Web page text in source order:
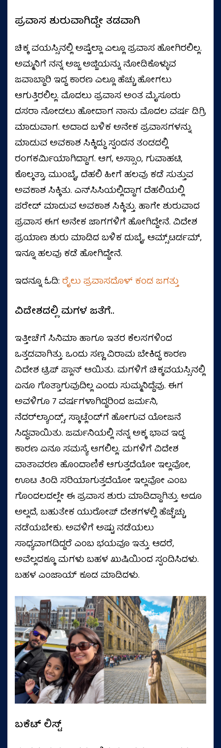
ಪ್ರವಾಸ ಶುರುವಾಗಿದ್ದೇ ತಡವಾಗಿ
ಚಿಕ್ಕ ವಯಸ್ಸಿನಲ್ಲಿ ಅಷ್ಟೆಲ್ಲಾ ಎಲ್ಲೂ ಪ್ರವಾಸ ಹೋಗಿರಲಿಲ್ಲ.
ಅಮ್ಮನಿಗೆ ನನ್ನ ಅಜ್ಜ ಅಜ್ಜಿಯನ್ನು ನೋಡಿಕೊಳ್ಳುವ
ಜವಾಬ್ದಾರಿ ಇದ್ದ ಕಾರಣ ಎಲ್ಲೂ ಹೆಚ್ಚು ಹೋಗಲು
ಆಗುತ್ತಿರಲಿಲ್ಲ. ಮೊದಲು ಪ್ರವಾಸ ಅಂತ ಮೈಸೂರು
ದಸರಾ ನೋಡಲು ಹೋದಾಗ ನಾನು ಮೊದಲ ವರ್ಷ ಡಿಗ್ರಿ
ಮಾಡುವಾಗ. ಅದಾದ ಬಳಿಕ ಅನೇಕ ಪ್ರವಾಸಗಳನ್ನು
ಮಾಡುವ ಅವಕಾಶ ಸಿಕ್ಕಿದ್ದು ಸ್ಪಂದನ ತಂಡದಲ್ಲಿ
ರಂಗಕರ್ಮಿಯಾಗಿದ್ದಾಗ. ಆಗ, ಅಸ್ಸಾಂ, ಗುವಾಹಟಿ,
ಕೊಲ್ಕತ್ತಾ, ಮುಂಬೈ, ದೆಹಲಿ ಹೀಗೆ ಹಲವು ಕಡೆ ಸುತ್ತುವ
ಅವಕಾಶ ಸಿಕ್ಕಿತು. ಎನ್‌ಸಿಸಿಯಲ್ಲಿದ್ದಾಗ ದೆಹಲಿಯಲ್ಲಿ
ಪರೇಡ್‌ ಮಾಡುವ ಅವಕಾಶ ಸಿಕ್ಕಿತ್ತು. ಹಾಗೇ ಶುರುವಾದ
ಪ್ರವಾಸ ಈಗ ಅನೇಕ ಜಾಗಗಳಿಗೆ ಹೋಗಿದ್ದೇನೆ. ವಿದೇಶ
ಪ್ರಯಾಣ ಶುರು ಮಾಡಿದ ಬಳಿಕ ದುಬೈ, ಆಮ್ಸ್‌ಟರ್ಡಮ್‌,
ಇನ್ನೂ ಹಲವು ಕಡೆ ಹೋಗಿದ್ದೇನೆ.
ಇದನ್ನೂ ಓದಿ:ರೈಲು ಪ್ರವಾಸದೊಳ್‌ ಕಂಡ ಜಗತ್ತು
ವಿದೇಶದಲ್ಲಿ ಮಗಳ ಜತೆಗೆ..
ಇತ್ತೀಚೆಗೆ ಸಿನಿಮಾ ಹಾಗೂ ಇತರ ಕೆಲಸಗಳಿಂದ
ಒತ್ತಡವಾಗಿತ್ತು. ಒಂದು ಸಣ್ಣ ವಿರಾಮ ಬೇಕಿದ್ದ ಕಾರಣ
ವಿದೇಶ ಟ್ರಿಪ್‌ ಪ್ಲಾನ್‌ ಆಯಿತು. ಮಗಳಿಗೆ ಚಿಕ್ಕವಯಸ್ಸಿನಲ್ಲಿ
ಏನೂ ಗೊತ್ತಾಗುವುದಿಲ್ಲ ಎಂದು ಸುಮ್ಮನಿದ್ದೆವು. ಈಗ
ಅವಳಿಗೂ 7 ವರ್ಷಗಳಾಗಿದ್ದರಿಂದ ಜರ್ಮನಿ,
ನೆದರ್‌ಲ್ಯಾಂಡ್ಸ್‌, ಸ್ಕಾಟ್ಲೆಂಡ್‌ಗೆ ಹೋಗುವ ಯೋಜನೆ
ಸಿದ್ಧವಾಯಿತು. ಜರ್ಮನಿಯಲ್ಲಿ ನನ್ನ ಅಕ್ಕ ಭಾವ ಇದ್ದ
ಕಾರಣ ಏನೂ ಸಮಸ್ಯೆ ಆಗಲಿಲ್ಲ. ಮಗಳಿಗೆ ವಿದೇಶ
ವಾತಾವರಣ ಹೊಂದಾಣಿಕೆ ಆಗುತ್ತದೆಯೋ ಇಲ್ಲವೋ,
ಊಟ ತಿಂಡಿ ಸರಿಯಾಗುತ್ತದೆಯೋ ಇಲ್ಲವೋ ಎಂಬ
ಗೊಂದಲದಲ್ಲೇ ಈ ಪ್ರವಾಸ ಶುರು ಮಾಡಿದ್ದಾಗಿತ್ತು. ಅದೂ
ಅಲ್ಲದೆ, ಬಹುತೇಕ ಯುರೋಪ್‌ ದೇಶಗಳಲ್ಲಿ ಹೆಚ್ಚೆಚ್ಚು
ನಡೆಯಬೇಕು. ಅವಳಿಗೆ ಅಷ್ಟು ನಡೆಯಲು
ಸಾಧ್ಯವಾಗದಿದ್ದರೆ ಎಂಬ ಭಯವೂ ಇತ್ತು. ಆದರೆ,
ಅವೆಲ್ಲದಕ್ಕೂ ಮಗಳು ಬಹಳ ಖುಷಿಯಿಂದ ಸ್ಪಂದಿಸಿದಳು.
ಬಹಳ ಎಂಜಾಯ್‌ ಕೂಡ ಮಾಡಿದಳು.
ಬಕೆಟ್‌ ಲಿಸ್ಟ್‌